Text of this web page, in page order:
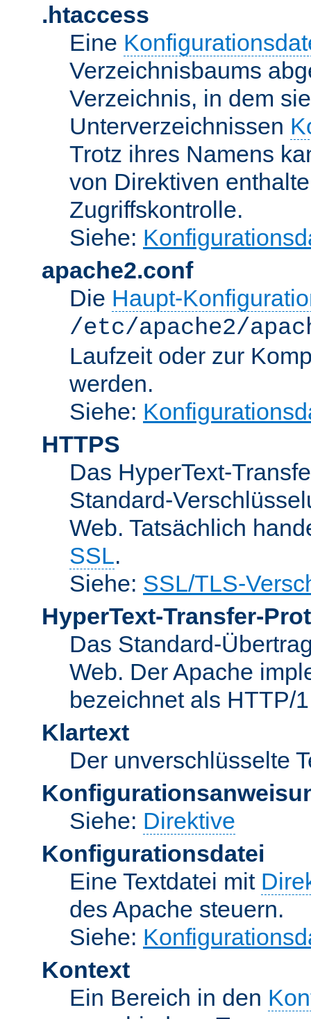
.htaccess
Eine
Verzeichnisbaums
Verzeichnis, in dem
Unterverzeichnissen
Trotz ihres Namens
von Direktiven
Zugriffskontrolle.
Siehe:
apache2.conf
Die Haupt-
/etc/apache2/
Laufzeit oder zur
werden.
Siehe:
HTTPS
Das HyperText-
Standard-
Web. Tatsächlich
SSL.
Siehe: SSL/TLS-
HyperText-Transfer-
Das Standard-
Web. Der Apache
bezeichnet als HTTP/
Klartext
Der unverschlüsselte
Siehe: Direktive
Konfigurationsdatei
Eine Textdatei mit
des Apache steuern.
Siehe:
Kontext
Ein Bereich in den